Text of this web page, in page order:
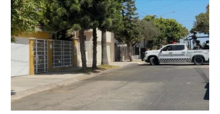
presunta
foto
inédita
del
“Mencho”,
líder
del
CJNG